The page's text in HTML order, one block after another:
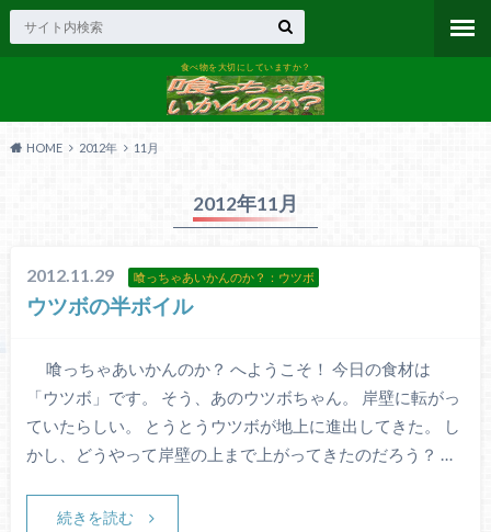
食べ物を大切にしていますか？
HOME 2012年 11月
2012年11月
2012.11.29 喰っちゃあいかんのか？：ウツボ
ウツボの半ボイル
喰っちゃあいかんのか？ へようこそ！ 今日の食材は
「ウツボ」です。 そう、あのウツボちゃん。 岸壁に転がっ
ていたらしい。 とうとうウツボが地上に進出してきた。 し
かし、どうやって岸壁の上まで上がってきたのだろう？ …
続きを読む